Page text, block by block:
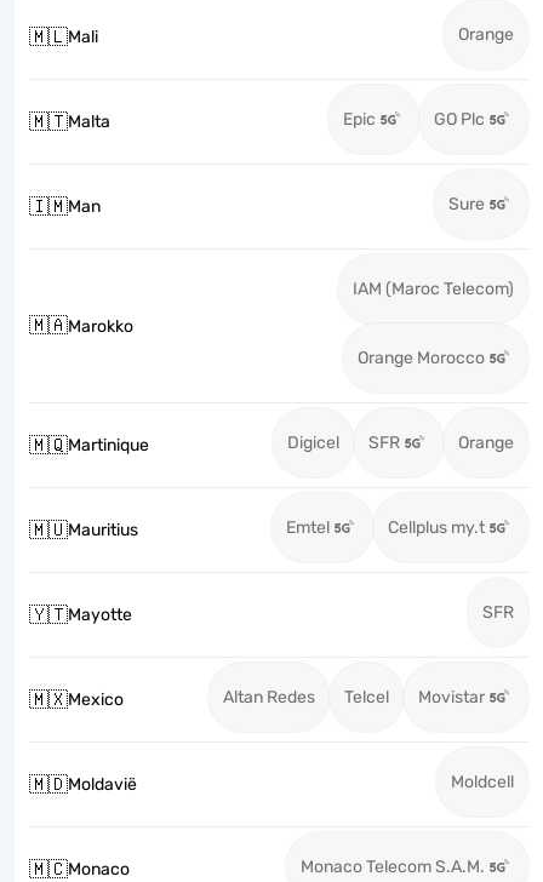
🇲🇱Mali Orange
🇲🇹Malta Epic GO Plc
🇮🇲Man Sure
🇲🇦Marokko
IAM (Maroc Telecom)
Orange Morocco
🇲🇶Martinique Digicel SFR Orange
🇲🇺Mauritius Emtel Cellplus my.t
🇾🇹Mayotte SFR
🇲🇽Mexico Altan Redes Telcel Movistar
🇲🇩Moldavië Moldcell
🇲🇨Monaco Monaco Telecom S.A.M.